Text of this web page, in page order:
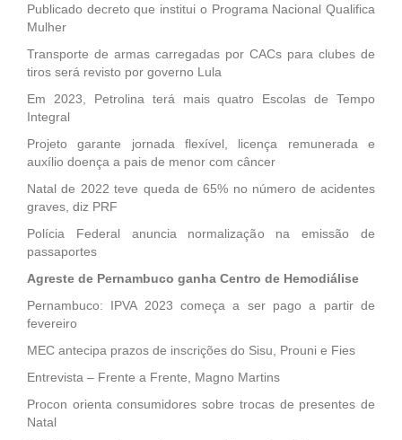
Publicado decreto que institui o Programa Nacional Qualifica
Mulher
Transporte de armas carregadas por CACs para clubes de
tiros será revisto por governo Lula
Em 2023, Petrolina terá mais quatro Escolas de Tempo
Integral
Projeto garante jornada flexível, licença remunerada e
auxílio doença a pais de menor com câncer
Natal de 2022 teve queda de 65% no número de acidentes
graves, diz PRF
Polícia Federal anuncia normalização na emissão de
passaportes
Agreste de Pernambuco ganha Centro de Hemodiálise
Pernambuco: IPVA 2023 começa a ser pago a partir de
fevereiro
MEC antecipa prazos de inscrições do Sisu, Prouni e Fies
Entrevista – Frente a Frente, Magno Martins
Procon orienta consumidores sobre trocas de presentes de
Natal